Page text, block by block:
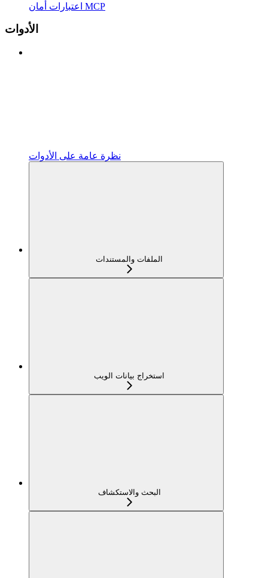
اعتبارات أمان MCP
الأدوات
نظرة عامة على الأدوات
الملفات والمستندات
استخراج بيانات الويب
البحث والاستكشاف